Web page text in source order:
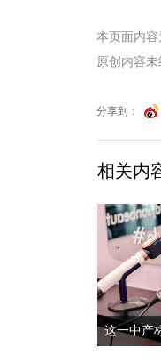
相关内
分享到：
本页面内容
原创内容